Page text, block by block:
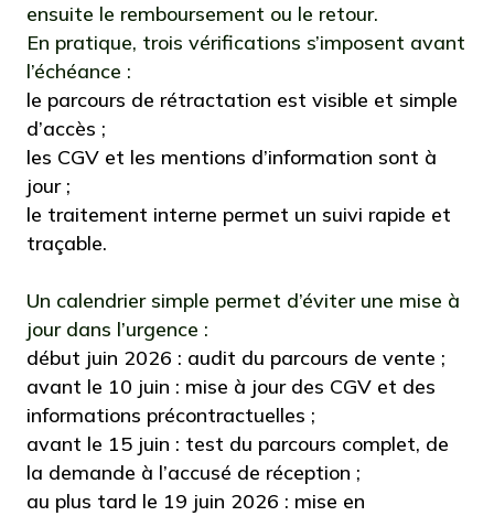
ensuite le remboursement ou le retour.
En pratique, trois vérifications s’imposent avant
l’échéance :
le parcours de rétractation est visible et simple
d’accès ;
les CGV et les mentions d’information sont à
jour ;
le traitement interne permet un suivi rapide et
traçable.
Un calendrier simple permet d’éviter une mise à
jour dans l’urgence :
début juin 2026 : audit du parcours de vente ;
avant le 10 juin : mise à jour des CGV et des
informations précontractuelles ;
avant le 15 juin : test du parcours complet, de
la demande à l’accusé de réception ;
au plus tard le 19 juin 2026 : mise en